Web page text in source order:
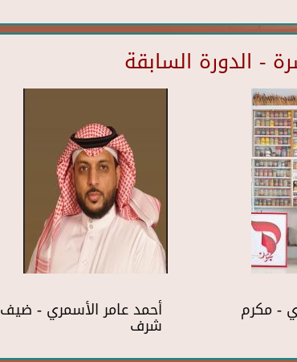
- الدورة السابقة
أحمد عامر الأسمري - ضيف
شرف
- مكرم